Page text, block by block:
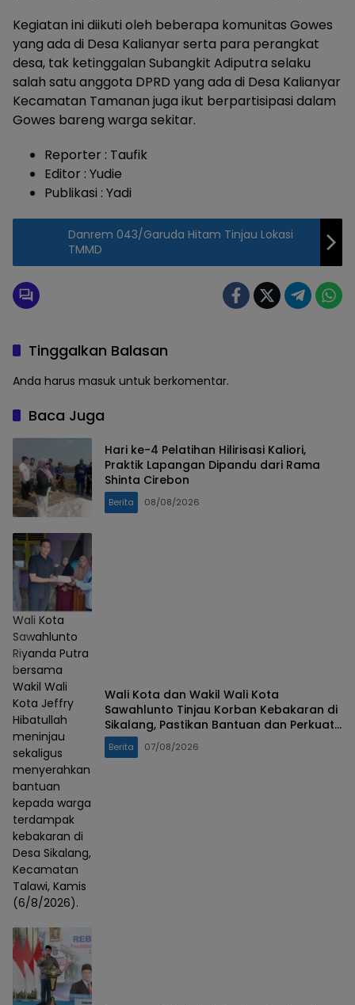
Kegiatan ini diikuti oleh beberapa komunitas Gowes
yang ada di Desa Kalianyar serta para perangkat
desa, tak ketinggalan Subangkit Adiputra selaku
salah satu anggota DPRD yang ada di Desa Kalianyar
Kecamatan Tamanan juga ikut berpartisipasi dalam
Gowes bareng warga sekitar.
Reporter : Taufik
Editor : Yudie
Publikasi : Yadi
Danrem 043/Garuda Hitam Tinjau Lokasi
TMMD
Tinggalkan Balasan
Anda harus masuk untuk berkomentar.
Baca Juga
Hari ke-4 Pelatihan Hilirisasi Kaliori,
Praktik Lapangan Dipandu dari Rama
Shinta Cirebon
Berita 08/08/2026
Wali Kota
Sawahlunto
Riyanda Putra
bersama
Wakil Wali
Kota Jeffry
Hibatullah
meninjau
sekaligus
menyerahkan
bantuan
kepada warga
terdampak
kebakaran di
Desa Sikalang,
Kecamatan
Talawi, Kamis
(6/8/2026).
Wali Kota dan Wakil Wali Kota
Sawahlunto Tinjau Korban Kebakaran di
Sikalang, Pastikan Bantuan dan Perkuat
Mitigasi Bencana
Berita 07/08/2026